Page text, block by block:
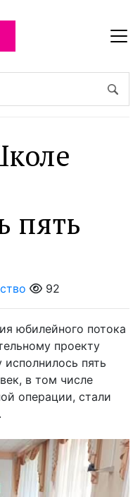
пять
92
юбилейного потока
проекту
исполнилось пять
в том числе
операции, стали